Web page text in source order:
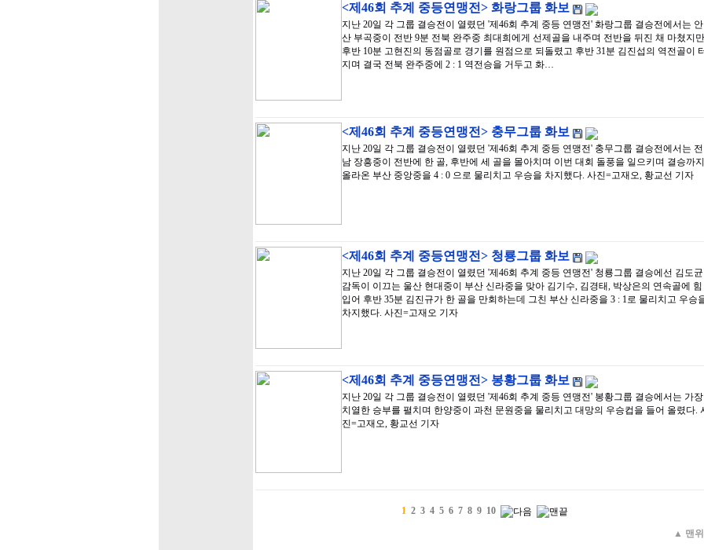
<제46회 추계 중등연맹전> 화랑그룹 화보
지난 20일 각 그룹 결승전이 열렸던 '제46회 추계 중등 연맹전' 화랑그룹 결승전에서는 안
산 부곡중이 전반 9분 전북 완주중 최대희에게 선제골을 내주며 전반을 뒤진 채 마쳤지
후반 10분 고현진의 동점골로 경기를 원점으로 되돌렸고 후반 31분 김진섭의 역전골이
지며 결국 전북 완주중에 2 : 1 역전승을 거두고 화…
<제46회 추계 중등연맹전> 충무그룹 화보
지난 20일 각 그룹 결승전이 열렸던 '제46회 추계 중등 연맹전' 충무그룹 결승전에서는 전
남 장흥중이 전반에 한 골, 후반에 세 골을 몰아치며 이번 대회 돌풍을 일으키며 결승까지
올라온 부산 중앙중을 4 : 0 으로 물리치고 우승을 차지했다. 사진=고재오, 황교선 기자
<제46회 추계 중등연맹전> 청룡그룹 화보
지난 20일 각 그룹 결승전이 열렸던 '제46회 추계 중등 연맹전' 청룡그룹 결승에선 김도균
감독이 이끄는 울산 현대중이 부산 신라중을 맞아 김기수, 김경태, 박상은의 연속골에 힘
입어 후반 35분 김진규가 한 골을 만회하는데 그친 부산 신라중을 3 : 1로 물리치고 우승
차지했다. 사진=고재오 기자
<제46회 추계 중등연맹전> 봉황그룹 화보
지난 20일 각 그룹 결승전이 열렸던 '제46회 추계 중등 연맹전' 봉황그룹 결승에서는 가장
치열한 승부를 펼치며 한양중이 과천 문원중을 물리치고 대망의 우승컵을 들어 올렸다.
진=고재오, 황교선 기자
1 2 3 4 5 6 7 8 9 10
▲ 맨